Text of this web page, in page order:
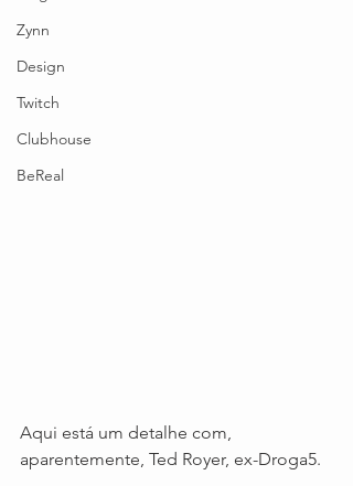
Zynn
Design
Twitch
Clubhouse
BeReal
Aqui está um detalhe com,
aparentemente, Ted Royer, ex-Droga5.